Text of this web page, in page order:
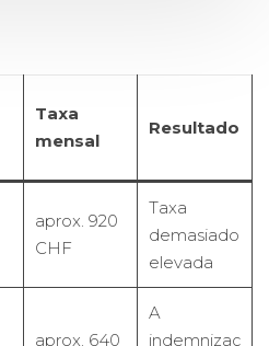
Taxa
mensal
Resultado
aprox. 920
CHF
Taxa
demasiado
elevada
aprox. 640
A
indemnizaç